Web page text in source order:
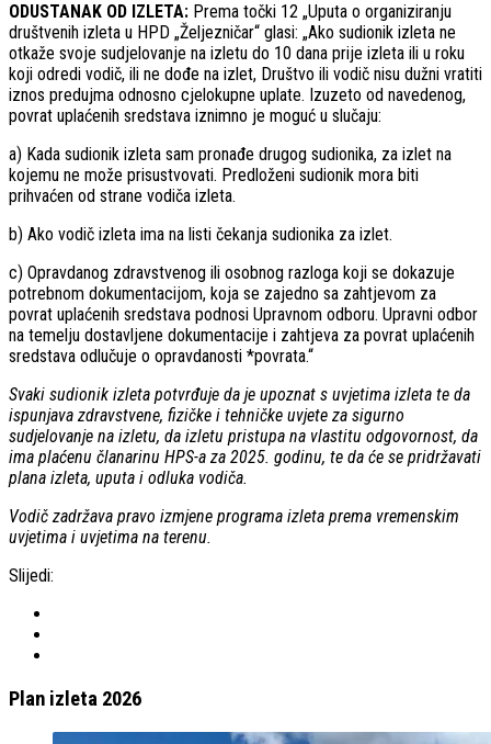
ODUSTANAK OD IZLETA: Prema točki 12 „Uputa o organiziranju
društvenih izleta u HPD „Željezničar“ glasi: „Ako sudionik izleta ne
otkaže svoje sudjelovanje na izletu do 10 dana prije izleta ili u roku
koji odredi vodič, ili ne dođe na izlet, Društvo ili vodič nisu dužni vratiti
iznos predujma odnosno cjelokupne uplate. Izuzeto od navedenog,
povrat uplaćenih sredstava iznimno je moguć u slučaju:
a) Kada sudionik izleta sam pronađe drugog sudionika, za izlet na
kojemu ne može prisustvovati. Predloženi sudionik mora biti
prihvaćen od strane vodiča izleta.
b) Ako vodič izleta ima na listi čekanja sudionika za izlet.
c) Opravdanog zdravstvenog ili osobnog razloga koji se dokazuje
potrebnom dokumentacijom, koja se zajedno sa zahtjevom za
povrat uplaćenih sredstava podnosi Upravnom odboru. Upravni odbor
na temelju dostavljene dokumentacije i zahtjeva za povrat uplaćenih
sredstava odlučuje o opravdanosti *povrata.“
Svaki sudionik izleta potvrđuje da je upoznat s uvjetima izleta te da
ispunjava zdravstvene, fizičke i tehničke uvjete za sigurno
sudjelovanje na izletu, da izletu pristupa na vlastitu odgovornost, da
ima plaćenu članarinu HPS-a za 2025. godinu, te da će se pridržavati
plana izleta, uputa i odluka vodiča.
Vodič zadržava pravo izmjene programa izleta prema vremenskim
uvjetima i uvjetima na terenu.
Slijedi:
Plan izleta 2026